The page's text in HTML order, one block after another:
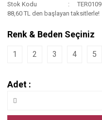
Stok Kodu
TER0109
88,60 TL den başlayan taksitlerle!
Renk & Beden Seçiniz
1 2 3 4 5
Adet :